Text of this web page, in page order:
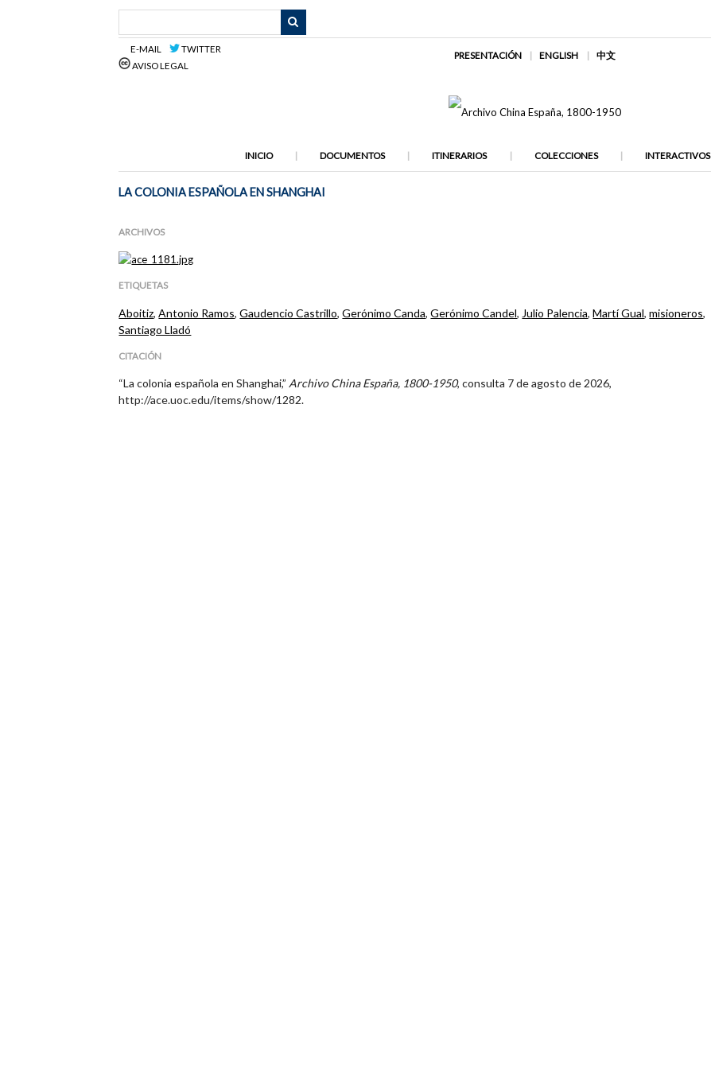
E-MAIL
TWITTER
AVISO LEGAL
PRESENTACIÓN ENGLISH 中文
INICIO DOCUMENTOS ITINERARIOS COLECCIONES INTERACTIVOS
LA COLONIA ESPAÑOLA EN SHANGHAI
ARCHIVOS
ETIQUETAS
Aboitiz,Antonio Ramos,Gaudencio Castrillo,Gerónimo Canda,Gerónimo Candel, Julio Palencia,Martí Gual,misioneros,
Santiago Lladó
CITACIÓN
“La colonia española en Shanghai,”Archivo China España, 1800-1950, consulta 7 de agosto de 2026,
http://ace.uoc.edu/items/show/1282.